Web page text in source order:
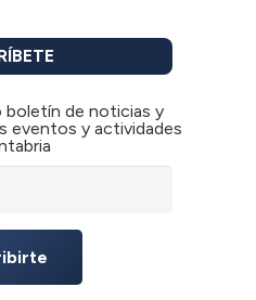
boletín de noticias y
eventos y actividades